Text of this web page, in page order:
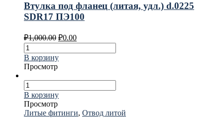
Втулка под фланец (литая, удл.) d.0225
SDR17 ПЭ100
₽1,000.00 ₽0.00
В корзину
Просмотр
В корзину
Просмотр
Литые фитинги, Отвод литой